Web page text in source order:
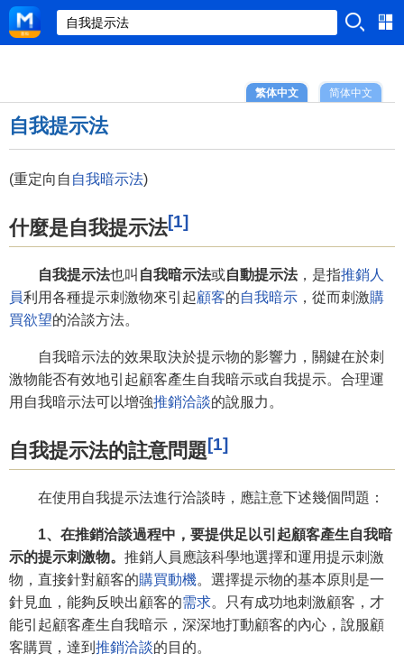
简体中文
繁体中文
自我提示法
(重定向自 自我暗示法)
什麼是自我提示法[1]
自我提示法也叫 自我暗示法或自動提示法，是指推銷人
員利用各種提示刺激物來引起顧客的自我暗示 ，從而刺激購
買欲望的洽談方法。
自我暗示法的效果取決於提示物的影響力，關鍵在於刺
激物能否有效地引起顧客產生自我暗示或自我提示。合理運
用自我暗示法可以增強推銷洽談的說服力。
自我提示法的註意問題[1]
在使用自我提示法進行洽談時，應註意下述幾個問題：
1、在推銷洽談過程中，要提供足以引起顧客產生自我暗
示的提示刺激物。 推銷人員應該科學地選擇和運用提示刺激
物，直接針對顧客的購買動機。選擇提示物的基本原則是一
針見血，能夠反映出顧客的需求。只有成功地刺激顧客，才
能引起顧客產生自我暗示，深深地打動顧客的內心，說服顧
客購買，達到 推銷洽談的目的。